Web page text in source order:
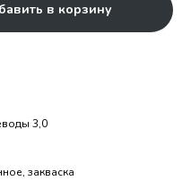
в корзину
3,0
закваска